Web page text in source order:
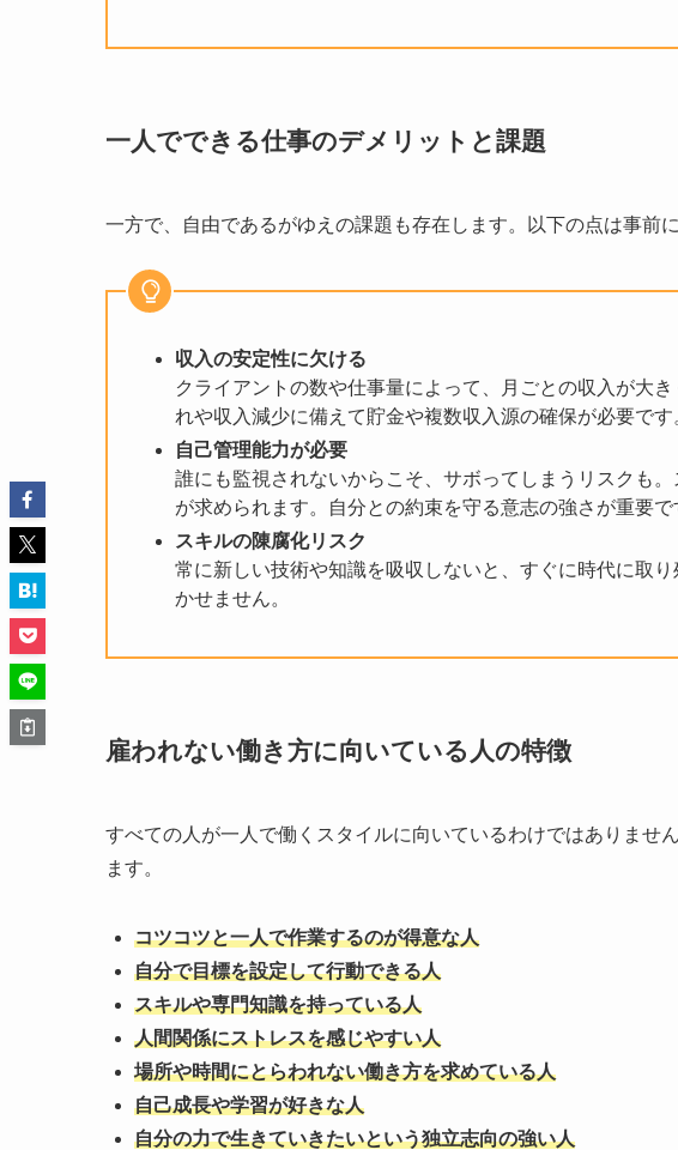
一人でできる仕事のデメリットと課題
一方で、自由であるがゆえの課題も存在します。以下の点は事前
収入の安定性に欠ける
クライアントの数や仕事量によって、月ごとの収入が大
れや収入減少に備えて貯金や複数収入源の確保が必要です
自己管理能力が必要
誰にも監視されないからこそ、サボってしまうリスクも
が求められます。自分との約束を守る意志の強さが重要で
スキルの陳腐化リスク
常に新しい技術や知識を吸収しないと、すぐに時代に取
かせません。
雇われない働き方に向いている人の特徴
すべての人が一人で働くスタイルに向いているわけではありませ
ます。
コツコツと一人で作業するのが得意な人
自分で目標を設定して行動できる人
スキルや専門知識を持っている人
人間関係にストレスを感じやすい人
場所や時間にとらわれない働き方を求めている人
自己成長や学習が好きな人
自分の力で生きていきたいという独立志向の強い人